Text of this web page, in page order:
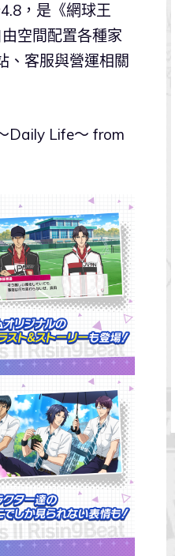
，是《網球王
空間配置各種家
、客服與營運相關
Daily Life～ from